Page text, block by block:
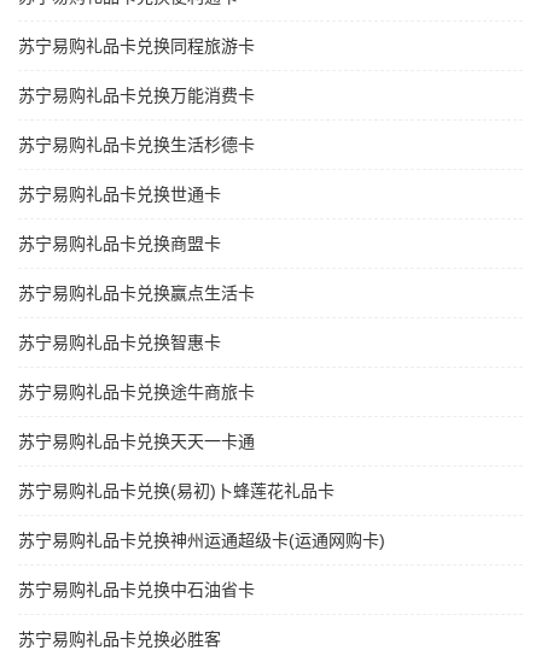
苏宁易购礼品卡兑换同程旅游卡
苏宁易购礼品卡兑换万能消费卡
苏宁易购礼品卡兑换生活杉德卡
苏宁易购礼品卡兑换世通卡
苏宁易购礼品卡兑换商盟卡
苏宁易购礼品卡兑换赢点生活卡
苏宁易购礼品卡兑换智惠卡
苏宁易购礼品卡兑换途牛商旅卡
苏宁易购礼品卡兑换天天一卡通
苏宁易购礼品卡兑换(易初)卜蜂莲花礼品卡
苏宁易购礼品卡兑换神州运通超级卡(运通网购卡)
苏宁易购礼品卡兑换中石油省卡
苏宁易购礼品卡兑换必胜客